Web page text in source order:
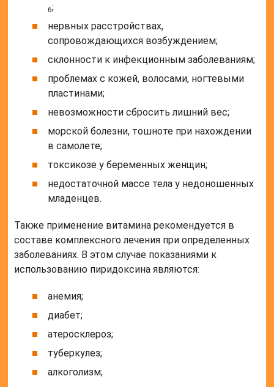
6;
нервных расстройствах,
сопровождающихся возбуждением;
склонности к инфекционным заболеваниям;
проблемах с кожей, волосами, ногтевыми
пластинами;
невозможности сбросить лишний вес;
морской болезни, тошноте при нахождении
в самолете;
токсикозе у беременных женщин;
недостаточной массе тела у недоношенных
младенцев.
Также применение витамина рекомендуется в
составе комплексного лечения при определенных
заболеваниях. В этом случае показаниями к
использованию пиридоксина являются:
анемия;
диабет;
атеросклероз;
туберкулез;
алкоголизм;